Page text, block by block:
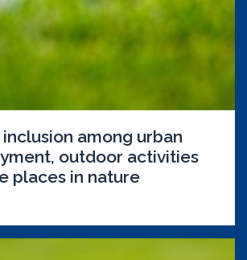
among urban
outdoor activities
places in nature